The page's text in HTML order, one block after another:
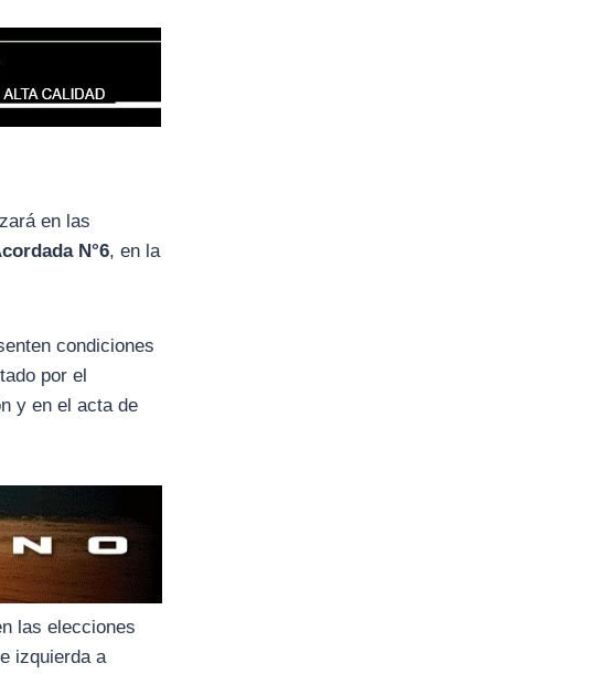
en las
N°6, en la
condiciones
por el
y en el acta de
las elecciones
izquierda a